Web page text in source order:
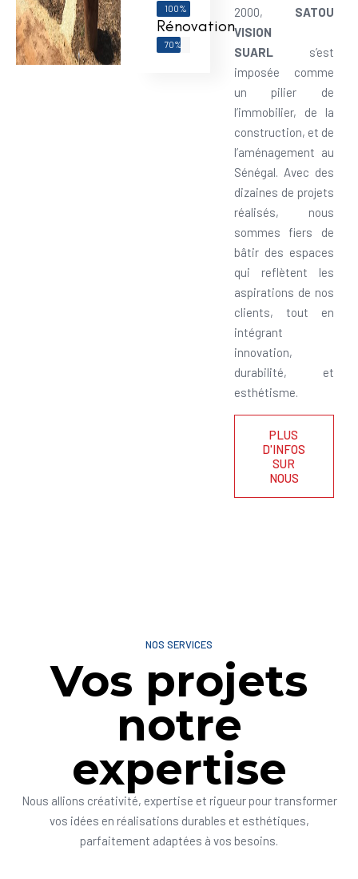
100%
Rénovation
70%
2000, SATOU
VISION
SUARLs’est
imposée comme
un pilier de
l’immobilier, de la
construction, et de
l’aménagement au
Sénégal. Avec des
dizaines de projets
réalisés, nous
sommes fiers de
bâtir des espaces
qui reflètent les
aspirations de nos
clients, tout en
intégrant
innovation,
durabilité, et
esthétisme.
PLUS
D'INFOS
SUR
NOUS
NOS SERVICES
Vos projets
notre
expertise
Nous allions créativité, expertise et rigueur pour transformer
vos idées en réalisations durables et esthétiques,
parfaitement adaptées à vos besoins.